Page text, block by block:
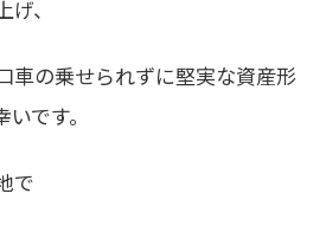
、
車の乗せられずに堅実な資産形
です。
で